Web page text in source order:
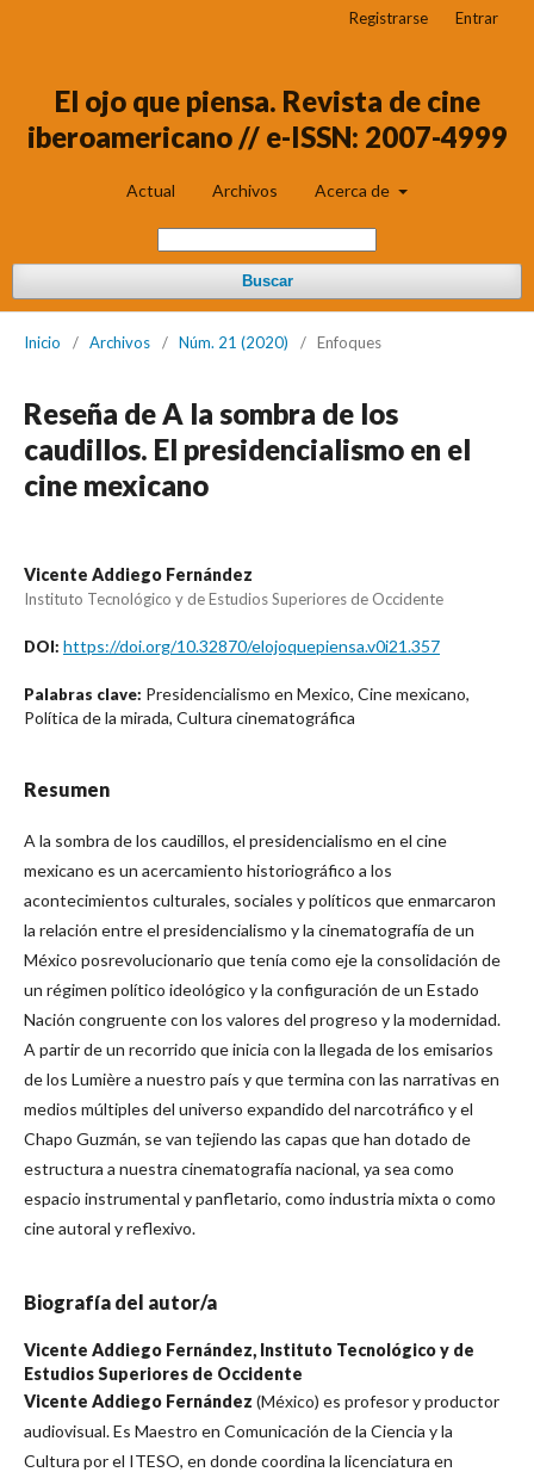
El ojo que piensa. Revista de cine
iberoamericano // e-ISSN: 2007-4999
Actual Archivos Acerca de
Buscar
Registrarse Entrar
Inicio / Archivos / Núm. 21 (2020) / Enfoques
Reseña de A la sombra de los
caudillos. El presidencialismo en el
cine mexicano
Vicente Addiego Fernández
Instituto Tecnológico y de Estudios Superiores de Occidente
DOI: https://doi.org/10.32870/elojoquepiensa.v0i21.357
Palabras clave: Presidencialismo en Mexico, Cine mexicano,
Política de la mirada, Cultura cinematográfica
Resumen
A la sombra de los caudillos, el presidencialismo en el cine
mexicano es un acercamiento historiográfico a los
acontecimientos culturales, sociales y políticos que enmarcaron
la relación entre el presidencialismo y la cinematografía de un
México posrevolucionario que tenía como eje la consolidación de
un régimen político ideológico y la configuración de un Estado
Nación congruente con los valores del progreso y la modernidad.
A partir de un recorrido que inicia con la llegada de los emisarios
de los Lumière a nuestro país y que termina con las narrativas en
medios múltiples del universo expandido del narcotráfico y el
Chapo Guzmán, se van tejiendo las capas que han dotado de
estructura a nuestra cinematografía nacional, ya sea como
espacio instrumental y panfletario, como industria mixta o como
cine autoral y reflexivo.
Biografía del autor/a
Vicente Addiego Fernández, Instituto Tecnológico y de
Estudios Superiores de Occidente
Vicente Addiego Fernández (México) es profesor y productor
audiovisual. Es Maestro en Comunicación de la Ciencia y la
Cultura por el ITESO, en donde coordina la licenciatura en